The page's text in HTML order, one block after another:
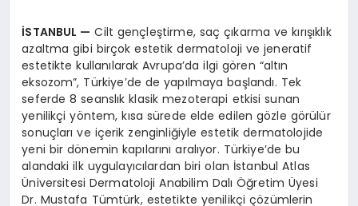
İSTANBUL — Cilt gençleştirme, saç çıkarma ve kırışıklık
azaltma gibi birçok estetik dermatoloji ve jeneratif
estetikte kullanılarak Avrupa’da ilgi gören “altın
eksozom”, Türkiye’de de yapılmaya başlandı. Tek
seferde 8 seanslık klasik mezoterapi etkisi sunan
yenilikçi yöntem, kısa sürede elde edilen gözle görülür
sonuçları ve içerik zenginliğiyle estetik dermatolojide
yeni bir dönemin kapılarını aralıyor. Türkiye’de bu
alandaki ilk uygulayıcılardan biri olan İstanbul Atlas
Üniversitesi Dermatoloji Anabilim Dalı Öğretim Üyesi
Dr. Mustafa Tümtürk, estetikte yenilikçi çözümlerin